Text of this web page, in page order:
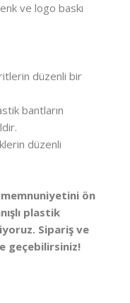
ve logo baskı
düzenli bir
bantların
düzenli
ön
plastik
Sipariş ve
geçebilirsiniz!